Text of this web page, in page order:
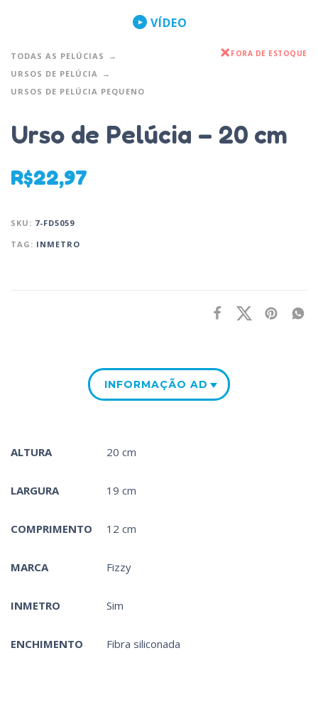
VÍDEO
TODAS AS PELÚCIAS
URSOS DE PELÚCIA
URSOS DE PELÚCIA PEQUENO
FORA DE ESTOQUE
Urso de Pelúcia – 20 cm
R$22,97
SKU: 7-FD5059
TAG: INMETRO
INFORMAÇÃO ADICIONAL
ALTURA 20 cm
LARGURA 19 cm
COMPRIMENTO 12 cm
MARCA Fizzy
INMETRO Sim
ENCHIMENTO Fibra siliconada